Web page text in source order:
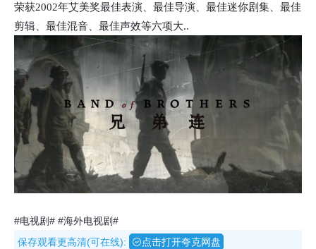
荣获2002年艾美奖最佳表演、最佳导演、最佳迷你剧集、最佳
剪辑、最佳混音、最佳声效等六项大..
#电视剧# #海外电视剧#
保存观看更高清(可在线):
点击打开夸克网盘